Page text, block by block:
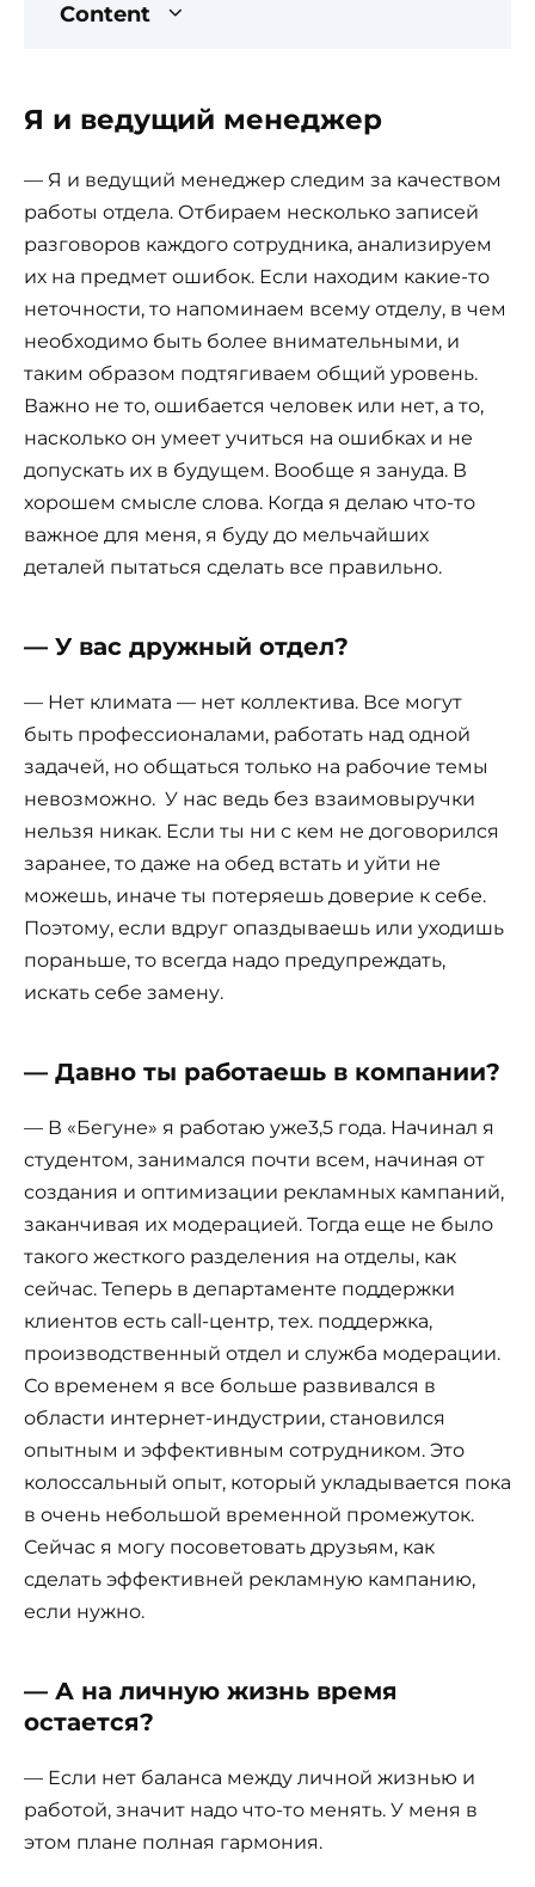
Content
Я и ведущий менеджер
— Я и ведущий менеджер следим за качеством
работы отдела. Отбираем несколько записей
разговоров каждого сотрудника, анализируем
их на предмет ошибок. Если находим какие-то
неточности, то напоминаем всему отделу, в чем
необходимо быть более внимательными, и
таким образом подтягиваем общий уровень.
Важно не то, ошибается человек или нет, а то,
насколько он умеет учиться на ошибках и не
допускать их в будущем. Вообще я зануда. В
хорошем смысле слова. Когда я делаю что-то
важное для меня, я буду до мельчайших
деталей пытаться сделать все правильно.
— У вас дружный отдел?
— Нет климата — нет коллектива. Все могут
быть профессионалами, работать над одной
задачей, но общаться только на рабочие темы
невозможно. У нас ведь без взаимовыручки
нельзя никак. Если ты ни с кем не договорился
заранее, то даже на обед встать и уйти не
можешь, иначе ты потеряешь доверие к себе.
Поэтому, если вдруг опаздываешь или уходишь
пораньше, то всегда надо предупреждать,
искать себе замену.
— Давно ты работаешь в компании?
— В «Бегуне» я работаю уже3,5 года. Начинал я
студентом, занимался почти всем, начиная от
создания и оптимизации рекламных кампаний,
заканчивая их модерацией. Тогда еще не было
такого жесткого разделения на отделы, как
сейчас. Теперь в департаменте поддержки
клиентов есть call-центр, тех. поддержка,
производственный отдел и служба модерации.
Со временем я все больше развивался в
области интернет-индустрии, становился
опытным и эффективным сотрудником. Это
колоссальный опыт, который укладывается пока
в очень небольшой временной промежуток.
Сейчас я могу посоветовать друзьям, как
сделать эффективней рекламную кампанию,
если нужно.
— А на личную жизнь время
остается?
— Если нет баланса между личной жизнью и
работой, значит надо что-то менять. У меня в
этом плане полная гармония.